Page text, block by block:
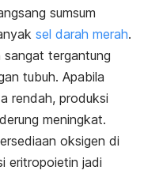
sumsum
sel darah merah.
tergantung
tubuh. Apabila
rendah, produksi
meningkat.
oksigen di
eritropoietin jadi